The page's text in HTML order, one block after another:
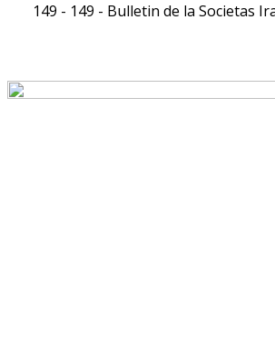
149 - 149 - Bulletin de la Societas